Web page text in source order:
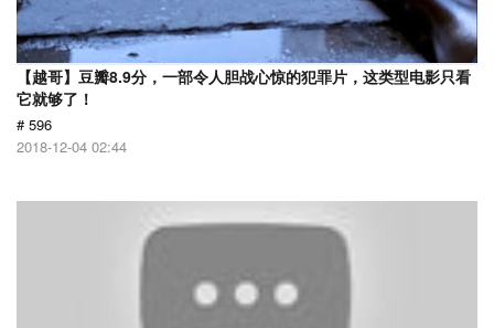
【越哥】豆瓣8.9分，一部令人胆战心惊的犯罪片，这类型电影只看
它就够了！
# 596
2018-12-04 02:44